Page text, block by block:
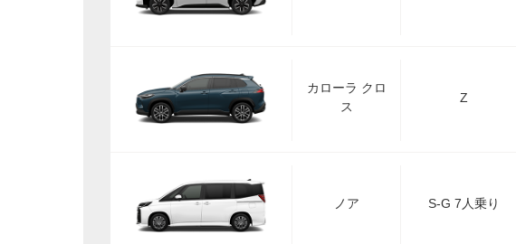
カローラ クロ
ス
Z
ノア S-G 7人乗り